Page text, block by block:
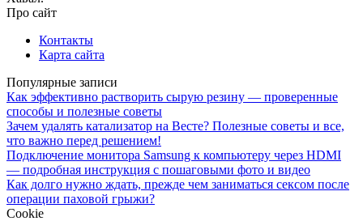
Про сайт
Контакты
Карта сайта
Популярные записи
Как эффективно растворить сырую резину — проверенные
способы и полезные советы
Зачем удалять катализатор на Весте? Полезные советы и все,
что важно перед решением!
Подключение монитора Samsung к компьютеру через HDMI
— подробная инструкция с пошаговыми фото и видео
Как долго нужно ждать, прежде чем заниматься сексом после
операции паховой грыжи?
Cookie